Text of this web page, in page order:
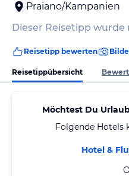
Praiano/Kampanien
Dieser Reisetipp
Reisetipp bewerten
Reisetippübersicht
Möchtest Du
Folgende Hotels
Hotel &